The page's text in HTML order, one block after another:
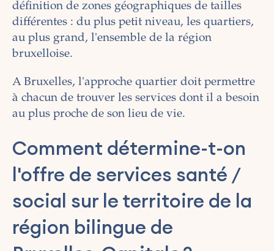
définition de zones géographiques de tailles
différentes : du plus petit niveau, les quartiers,
au plus grand, l'ensemble de la région
bruxelloise.
A Bruxelles, l'approche quartier doit permettre
à chacun de trouver les services dont il a besoin
au plus proche de son lieu de vie.
Comment détermine-t-on
l'offre de services santé /
social sur le territoire de la
région bilingue de